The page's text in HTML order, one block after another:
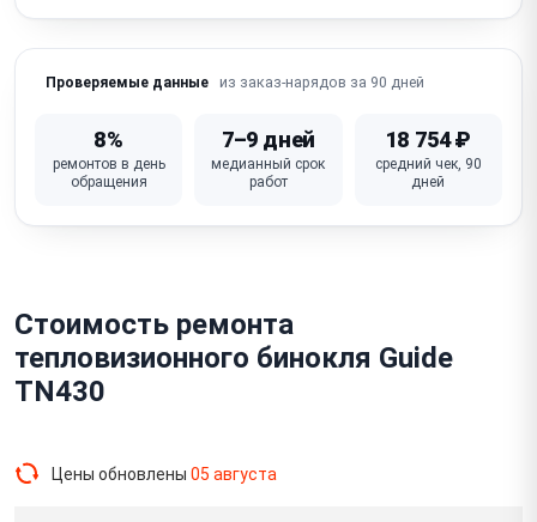
Не работает Wi-Fi / стриминг
Проверяемые данные из заказ-нарядов за 90 дней
8%
ремонтов в день
обращения
7–9 дней
медианный срок
работ
18 754 ₽
средний чек, 90
дней
Стоимость ремонта
тепловизионного бинокля Guide
TN430
Цены обновлены 05 августа